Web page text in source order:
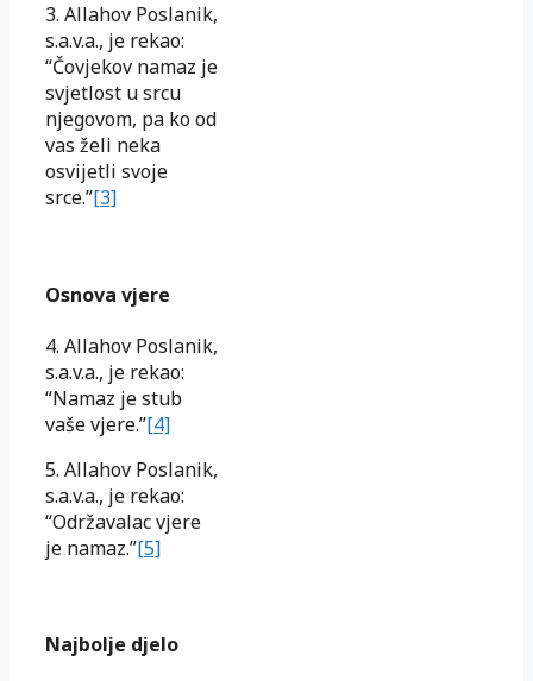
3. Allahov Poslanik,
s.a.v.a., je rekao:
“Čovjekov namaz je
svjetlost u srcu
njegovom, pa ko od
vas želi neka
osvijetli svoje
srce.”[3]
Osnova vjere
4. Allahov Poslanik,
s.a.v.a., je rekao:
“Namaz je stub
vaše vjere.”[4]
5. Allahov Poslanik,
s.a.v.a., je rekao:
“Održavalac vjere
je namaz.”[5]
Najbolje djelo